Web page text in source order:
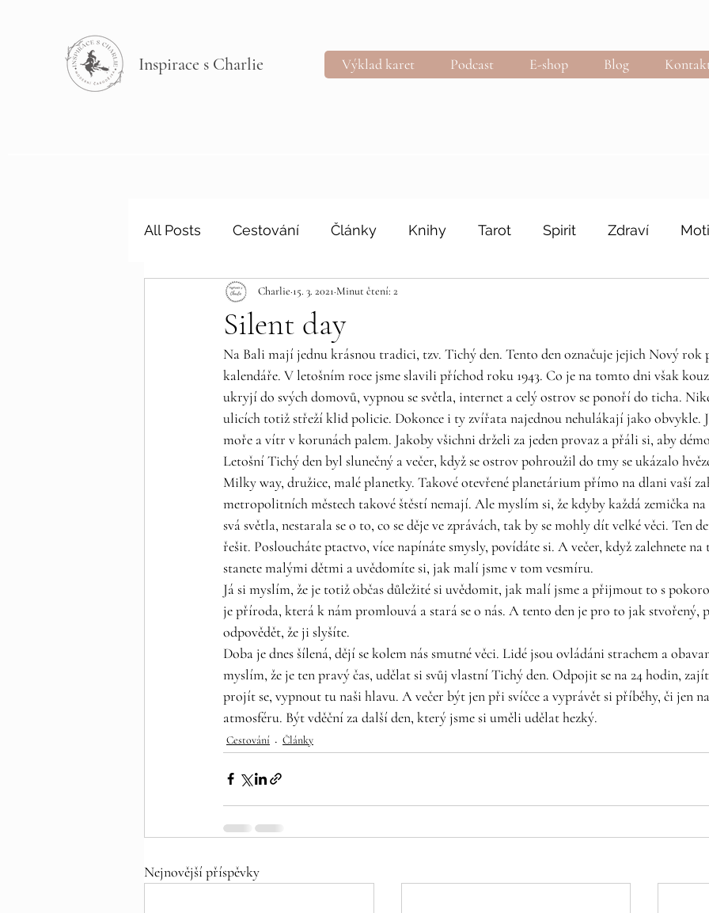
Inspirace s Charlie Výklad karet Podcast E-shop Blog
All Posts Cestování Články Knihy Tarot Spirit Zdraví
Silent day
Charlie 15. 3. 2021 Minut čtení: 2
Na Bali mají jednu krásnou tradici, tzv. Tichý den. Tento den označuje jejich Nový rok
kalendáře. V letošním roce jsme slavili příchod roku 1943. Co je na tomto dni však
ukryjí do svých domovů, vypnou se světla, internet a celý ostrov se ponoří do ticha.
ulicích totiž střeží klid policie. Dokonce i ty zvířata najednou nehulákají jako obvykle.
moře a vítr v korunách palem. Jakoby všichni drželi za jeden provaz a přáli si, aby
Letošní Tichý den byl slunečný a večer, když se ostrov pohroužil do tmy se ukázalo
Milky way, družice, malé planetky. Takové otevřené planetárium přímo na dlani vaší
metropolitních městech takové štěstí nemají. Ale myslím si, že kdyby každá zemička na
svá světla, nestarala se o to, co se děje ve zprávách, tak by se mohly dít velké věci. Ten
řešit. Posloucháte ptactvo, více napínáte smysly, povídáte si. A večer, když zalehnete na
stanete malými dětmi a uvědomíte si, jak malí jsme v tom vesmíru.
Já si myslím, že je totiž občas důležité si uvědomit, jak malí jsme a přijmout to s
je příroda, která k nám promlouvá a stará se o nás. A tento den je pro to jak stvořený,
odpovědět, že ji slyšíte.
Doba je dnes šílená, dějí se kolem nás smutné věci. Lidé jsou ovládáni strachem a
myslím, že je ten pravý čas, udělat si svůj vlastní Tichý den. Odpojit se na 24 hodin,
projít se, vypnout tu naši hlavu. A večer být jen při svíčce a vyprávět si příběhy, či jen
atmosféru. Být vděční za další den, který jsme si uměli udělat hezký.
Cestování Články
Nejnovější příspěvky